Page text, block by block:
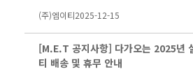
(주)엠이티2025-12-15
[M.E.T 공지사항] 다가오는 2025년
티 배송 및 휴무 안내